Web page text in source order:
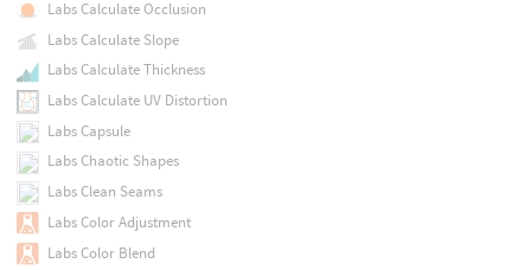
Labs Calculate Occlusion
Labs Calculate Slope
Labs Calculate Thickness
Labs Calculate UV Distortion
Labs Capsule
Labs Chaotic Shapes
Labs Clean Seams
Labs Color Adjustment
Labs Color Blend